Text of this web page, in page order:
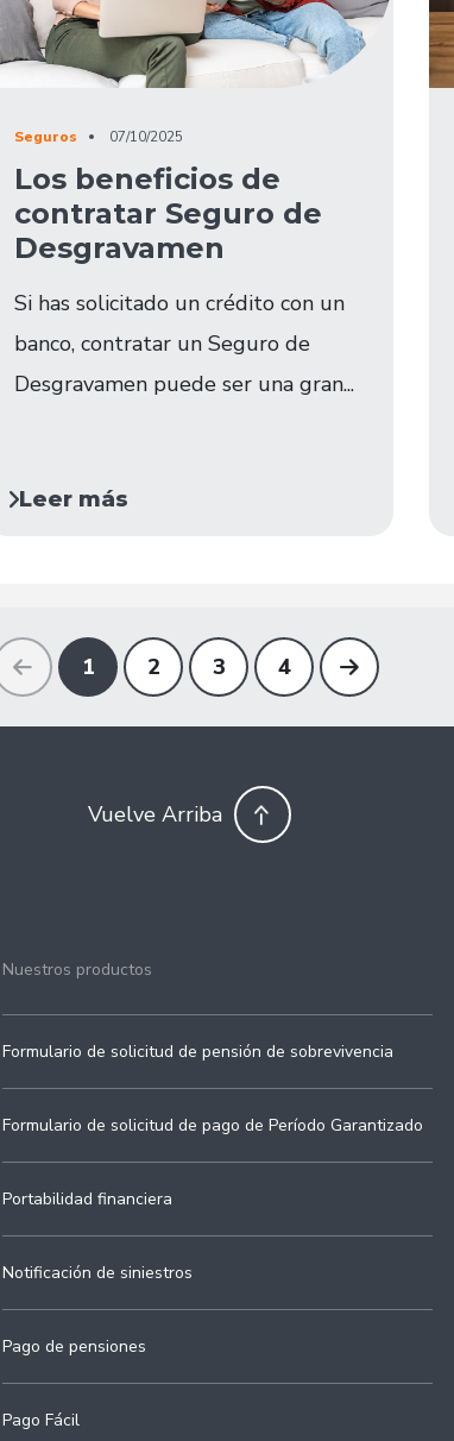
Seguros 07/10/2025
Los beneficios de
contratar Seguro de
Desgravamen​
Si has solicitado un crédito con un
banco, contratar un Seguro de
Desgravamen puede ser una gran...
Leer más
1 2 3 4
Vuelve Arriba
Nuestros productos
Formulario de solicitud de pensión de sobrevivencia
Formulario de solicitud de pago de Período Garantizado
Portabilidad financiera
Notificación de siniestros
Pago de pensiones
Pago Fácil